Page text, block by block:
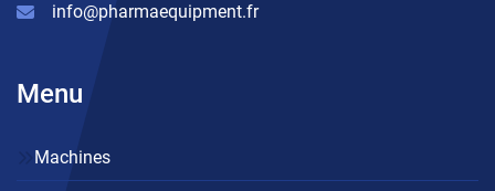
info@pharmaequipment.fr
Menu
Machines